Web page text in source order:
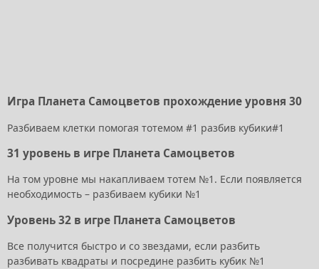
Игра Планета Самоцветов прохождение уровня 30
Разбиваем клетки помогая тотемом #1 разбив кубики#1
31 уровень в игре Планета Самоцветов
На том уровне мы накапливаем тотем №1. Если появляется
необходимость – разбиваем кубики №1
Уровень 32 в игре Планета Самоцветов
Все получится быстро и со звездами, если разбить
разбивать квадраты и посредине разбить кубик №1